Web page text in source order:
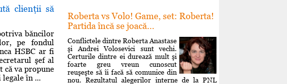
clienţii să
băncilor
pe fondul
HSBC ar fi
şef al
că va propune
legale în ...
Roberta vs Volo! Game, set: Roberta!
Partida încă se joacă...
Conflictele dintre Roberta Anastase
şi Andrei Volosevici sunt vechi.
Certurile dintre ei durează mult şi
foarte greu vreun cunoscut
reuşeşte să îi facă să comunice din
nou. Rezultatul alegerilor interne de la PNL